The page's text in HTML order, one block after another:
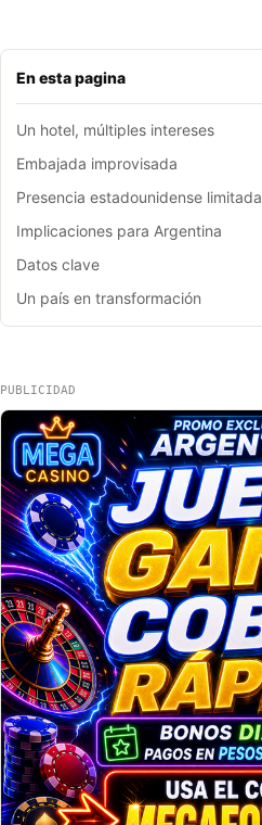
En esta pagina
Un hotel, múltiples intereses
Embajada improvisada
Presencia estadounidense limitada
Implicaciones para Argentina
Datos clave
Un país en transformación
PUBLICIDAD